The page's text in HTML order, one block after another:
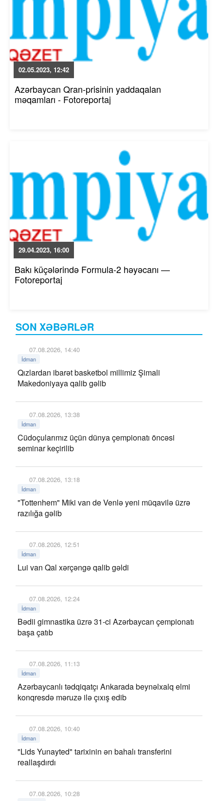
SON XƏBƏRLƏR
07.08.2026, 14:40
İdman
Qızlardan ibarət basketbol millimiz Şimali
Makedoniyaya qalib gəlib
07.08.2026, 13:38
İdman
Cüdoçularımız üçün dünya çempionatı öncəsi
seminar keçirilib
07.08.2026, 13:18
İdman
"Tottenhem" Miki van de Venlə yeni müqavilə üzrə
razılığa gəlib
07.08.2026, 12:51
İdman
Lui van Qal xərçəngə qalib gəldi
07.08.2026, 12:24
İdman
Bədii gimnastika üzrə 31-ci Azərbaycan çempionatı
başa çatıb
07.08.2026, 11:13
İdman
Azərbaycanlı tədqiqatçı Ankarada beynəlxalq elmi
konqresdə məruzə ilə çıxış edib
07.08.2026, 10:40
İdman
"Lids Yunayted" tarixinin ən bahalı transferini
reallaşdırdı
07.08.2026, 10:28
02.05.2023, 12:42
Azərbaycan Qran-prisinin yaddaqalan
məqamları - Fotoreportaj
29.04.2023, 16:00
Bakı küçələrində Formula-2 həyəcanı —
Fotoreportaj